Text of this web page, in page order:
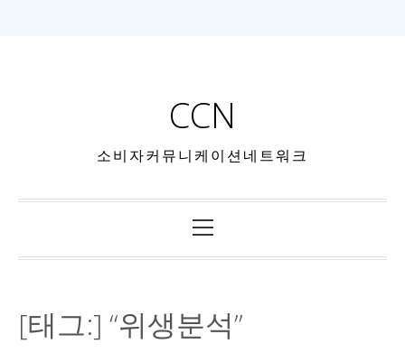
CCN
소비자커뮤니케이션네트워크
[태그:] “위생분석”